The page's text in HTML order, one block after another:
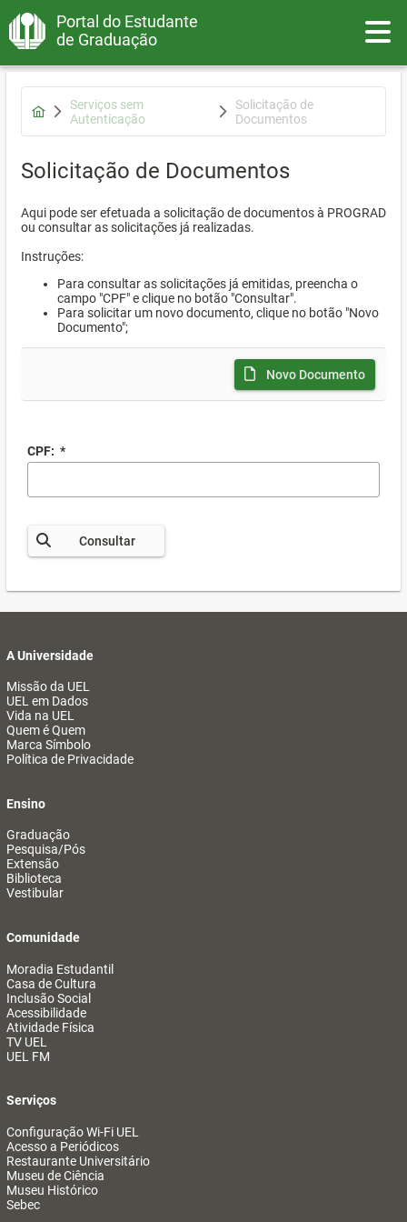
Portal do Estudante
de Graduação
Serviços sem
Autenticação
Solicitação de
Documentos
Solicitação de Documentos
Aqui pode ser efetuada a solicitação de documentos à PROGRAD
ou consultar as solicitações já realizadas.
Instruções:
Para consultar as solicitações já emitidas, preencha o
campo "CPF" e clique no botão "Consultar".
Para solicitar um novo documento, clique no botão "Novo
Documento";
Novo Documento
CPF: *
Consultar
A Universidade
Missão da UEL
UEL em Dados
Vida na UEL
Quem é Quem
Marca Símbolo
Política de Privacidade
Ensino
Graduação
Pesquisa/Pós
Extensão
Biblioteca
Vestibular
Comunidade
Moradia Estudantil
Casa de Cultura
Inclusão Social
Acessibilidade
Atividade Física
TV UEL
UEL FM
Serviços
Configuração Wi-Fi UEL
Acesso a Periódicos
Restaurante Universitário
Museu de Ciência
Museu Histórico
Sebec